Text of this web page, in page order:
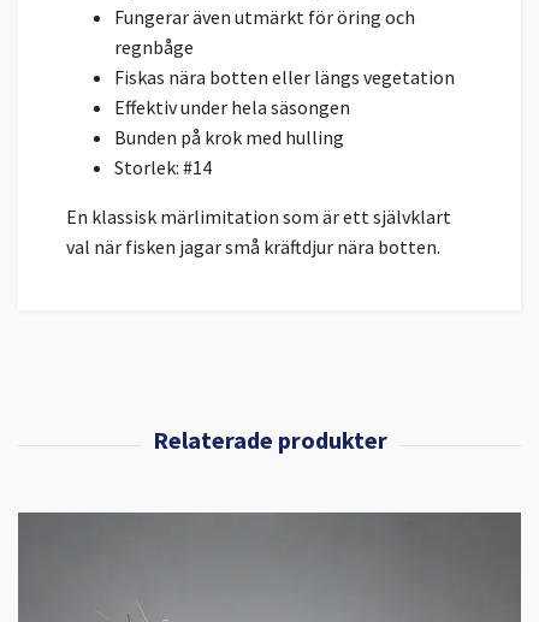
Fungerar även utmärkt för öring och
regnbåge
Fiskas nära botten eller längs vegetation
Effektiv under hela säsongen
Bunden på krok med hulling
Storlek: #14
En klassisk märlimitation som är ett självklart
val när fisken jagar små kräftdjur nära botten.